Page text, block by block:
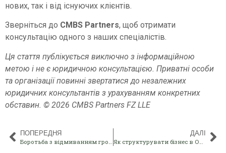
нових, так і від існуючих клієнтів.
Зверніться до CMBS Partners, щоб отримати
консультацію одного з наших спеціалістів.
Ця стаття публікується виключно з інформаційною
метою і не є юридичною консультацією. Приватні особи
та організації повинні звертатися до незалежних
юридичних консультантів з урахуванням конкретних
обставин. © 2026 CMBS Partners FZ LLE
ПОПЕРЕДНЯ
ДАЛІ